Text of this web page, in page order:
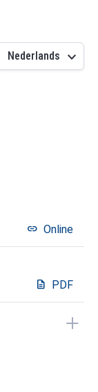
Nederlands keyboard_arrow_down
link Online
description PDF